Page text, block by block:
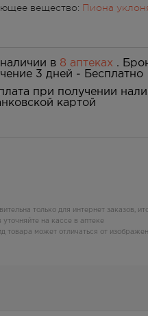
вещество: Пиона
в 8 аптеках .
3 дней -
Бесплатно
при получении
картой
только для интернет заказов,
уточняйте на кассе в аптеке
товара может отличаться от